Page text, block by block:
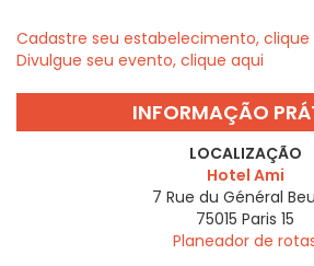
Cadastre seu estabelecimento, clique
Divulgue seu evento, clique aqui
INFORMAÇÃO
LOCALIZAÇÃO
Hotel Ami
7 Rue du Général
75015 Paris 15
Planeador de